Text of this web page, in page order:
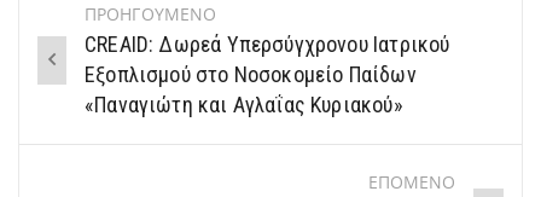
Post
navigation
ΠΡΟΗΓΟΥΜΕΝΟ
CREAID: Δωρεά Υπερσύγχρονου Ιατρικού
Εξοπλισμού στο Νοσοκομείο Παίδων
«Παναγιώτη και Αγλαΐας Κυριακού»
ΕΠΟΜΕΝΟ